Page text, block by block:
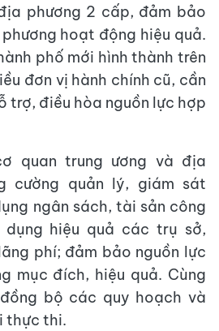
phương 2 cấp, đảm bảo
hoạt động hiệu quả.
phố mới hình thành trên
đơn vị hành chính cũ, cần
trợ, điều hòa nguồn lực hợp
quan trung ương và địa
cường quản lý, giám sát
ngân sách, tài sản công
dụng hiệu quả các trụ sở,
phí; đảm bảo nguồn lực
mục đích, hiệu quả. Cùng
bộ các quy hoạch và
thực thi.